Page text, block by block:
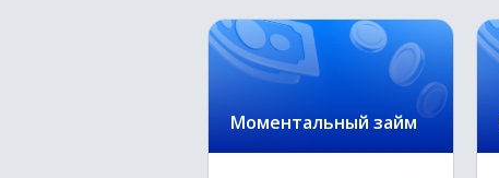
Моментальный займ